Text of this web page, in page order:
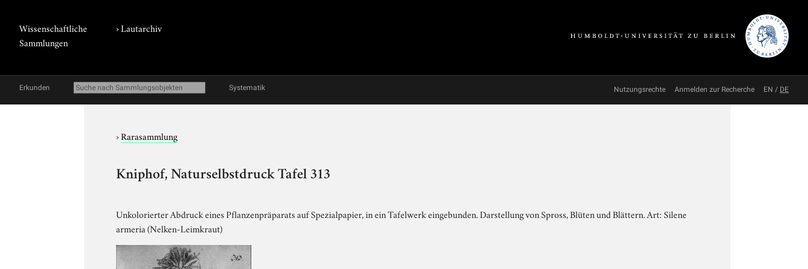
Wissenschaftliche
Sammlungen
›Lautarchiv
Erkunden Systematik Nutzungsrechte Anmelden zur Recherche EN / DE
›Rarasammlung
Kniphof, Naturselbstdruck Tafel 313
Unkolorierter Abdruck eines Pflanzenpräparats auf Spezialpapier, in ein Tafelwerk eingebunden. Darstellung von Spross, Blüten und Blättern. Art: Silene
armeria (Nelken-Leimkraut)